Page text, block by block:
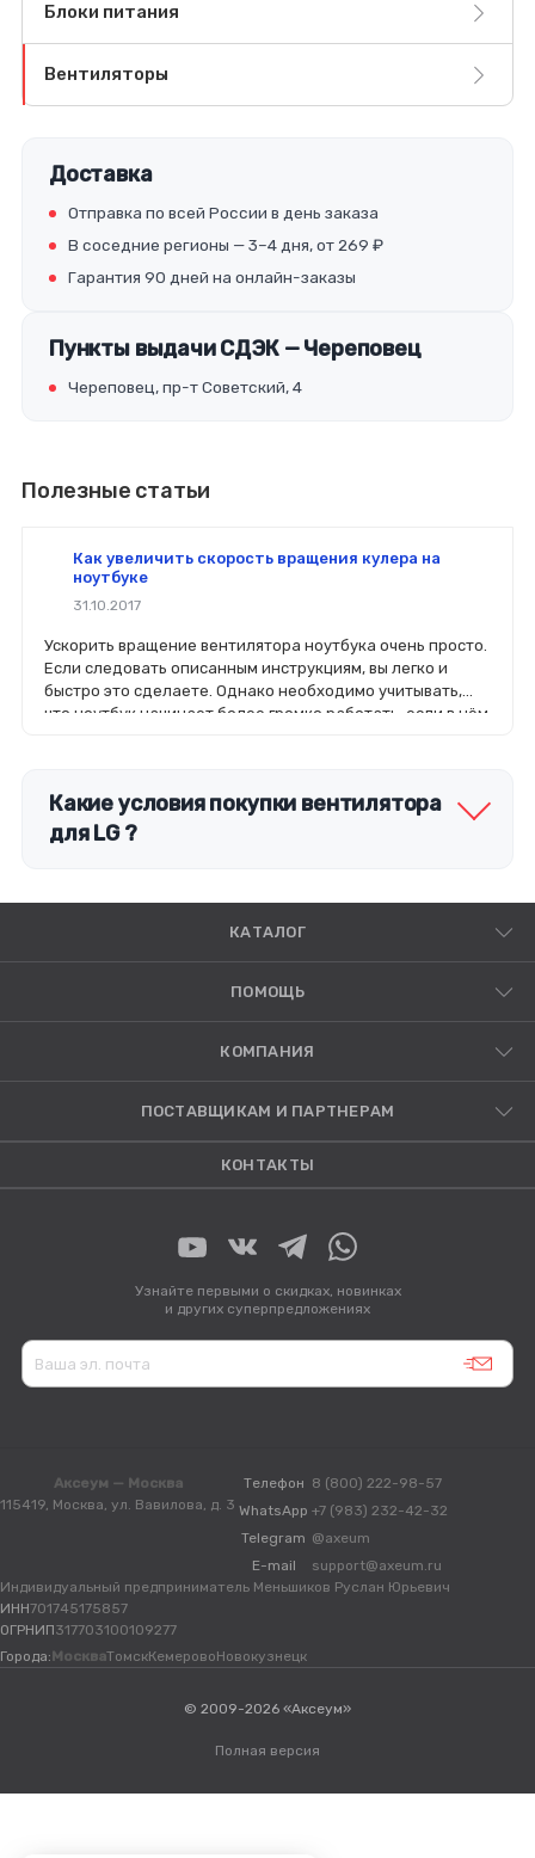
Блоки питания
Вентиляторы
Доставка
Отправка по всей России в день заказа
В соседние регионы — 3–4 дня, от 269 ₽
Гарантия 90 дней на онлайн-заказы
Пункты выдачи СДЭК — Череповец
Череповец, пр-т Советский, 4
Полезные статьи
Как увеличить скорость вращения кулера на
ноутбуке
31.10.2017
Ускорить вращение вентилятора ноутбука очень просто.
Если следовать описанным инструкциям, вы легко и
быстро это сделаете. Однако необходимо учитывать,
что ноутбук начинает более громко работать, если в нём
Какие условия покупки вентилятора
для LG ?
КАТАЛОГ
ПОМОЩЬ
КОМПАНИЯ
ПОСТАВЩИКАМ И ПАРТНЕРАМ
КОНТАКТЫ
Узнайте первыми о скидках, новинках
и других суперпредложениях
Аксеум — Москва
115419, Москва, ул. Вавилова, д. 3
Телефон 8 (800) 222-98-57
WhatsApp +7 (983) 232-42-32
Telegram @axeum
E-mail
support@axeum.ru
Индивидуальный предприниматель Меньшиков Руслан Юрьевич
ИНН701745175857
ОГРНИП317703100109277
Города: МоскваТомскКемеровоНовокузнецк
© 2009-2026 «Аксеум»
Полная версия